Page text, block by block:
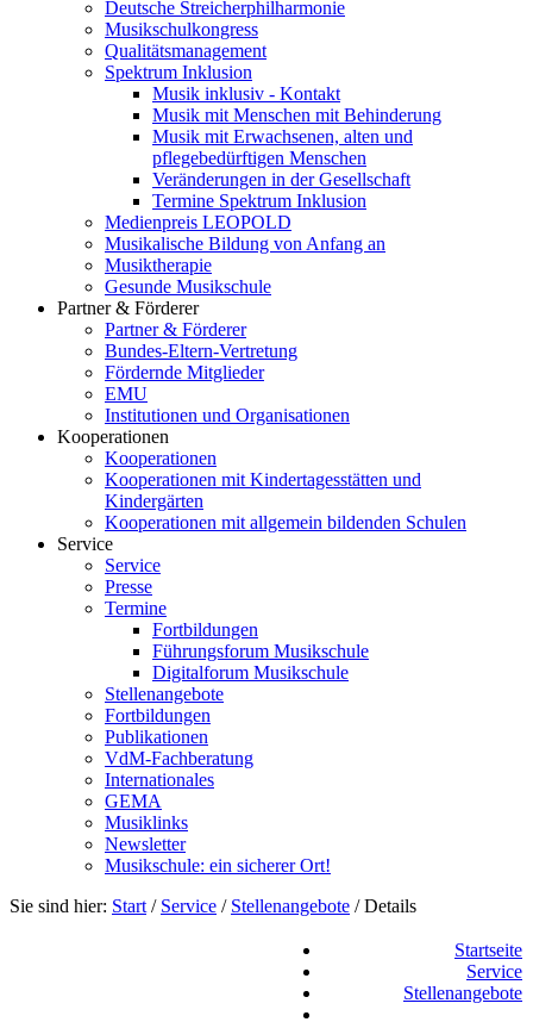
Deutsche Streicherphilharmonie
Musikschulkongress
Qualitätsmanagement
Spektrum Inklusion
Musik inklusiv - Kontakt
Musik mit Menschen mit Behinderung
Musik mit Erwachsenen, alten und
pflegebedürftigen Menschen
Veränderungen in der Gesellschaft
Termine Spektrum Inklusion
Medienpreis LEOPOLD
Musikalische Bildung von Anfang an
Musiktherapie
Gesunde Musikschule
Partner & Förderer
Partner & Förderer
Bundes-Eltern-Vertretung
Fördernde Mitglieder
EMU
Institutionen und Organisationen
Kooperationen
Kooperationen
Kooperationen mit Kindertagesstätten und
Kindergärten
Kooperationen mit allgemein bildenden Schulen
Service
Service
Presse
Termine
Fortbildungen
Führungsforum Musikschule
Digitalforum Musikschule
Stellenangebote
Fortbildungen
Publikationen
VdM-Fachberatung
Internationales
GEMA
Musiklinks
Newsletter
Musikschule: ein sicherer Ort!
Sie sind hier: Start / Service / Stellenangebote /Details
Startseite
Service
Stellenangebote